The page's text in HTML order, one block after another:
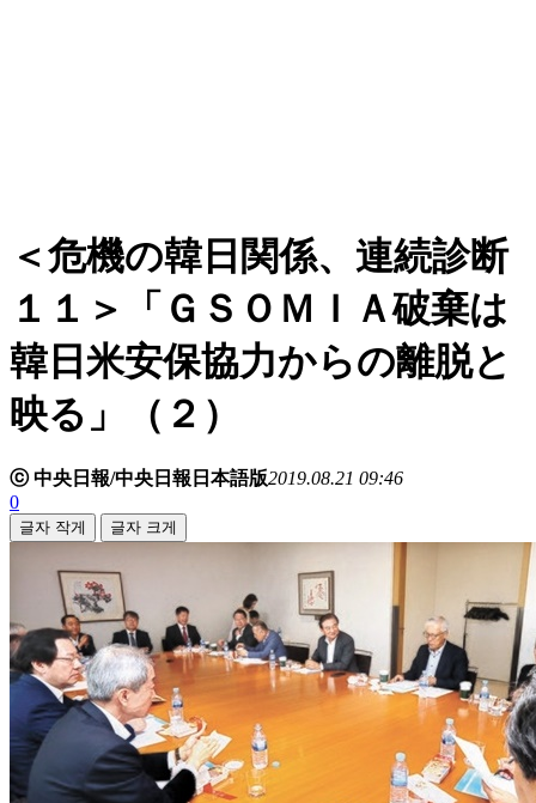
＜危機の韓日関係、連続診断
１１＞「ＧＳＯＭＩＡ破棄は
韓日米安保協力からの離脱と
映る」（２）
ⓒ 中央日報/中央日報日本語版2019.08.21 09:46
0
글자 작게 글자 크게